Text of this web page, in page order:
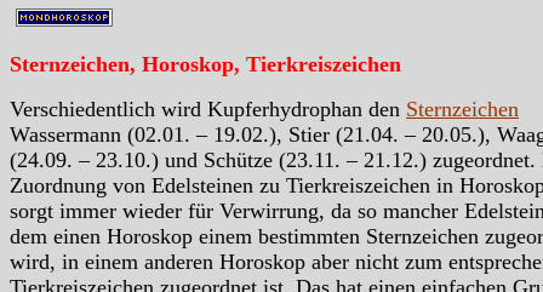
Sternzeichen, Horoskop, Tierkreiszeichen
Verschiedentlich wird Kupferhydrophan den Sternzeichen
Wassermann (02.01. – 19.02.), Stier (21.04. – 20.05.),
(24.09. – 23.10.) und Schütze (23.11. – 21.12.) zugeordnet.
Zuordnung von Edelsteinen zu Tierkreiszeichen in
sorgt immer wieder für Verwirrung, da so mancher
dem einen Horoskop einem bestimmten Sternzeichen
wird, in einem anderen Horoskop aber nicht zum
Tierkreiszeichen zugeordnet ist. Das hat einen einfachen